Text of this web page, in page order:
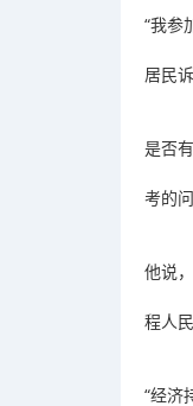
“我参
居民
是否
考的问
他说
程人
“经济